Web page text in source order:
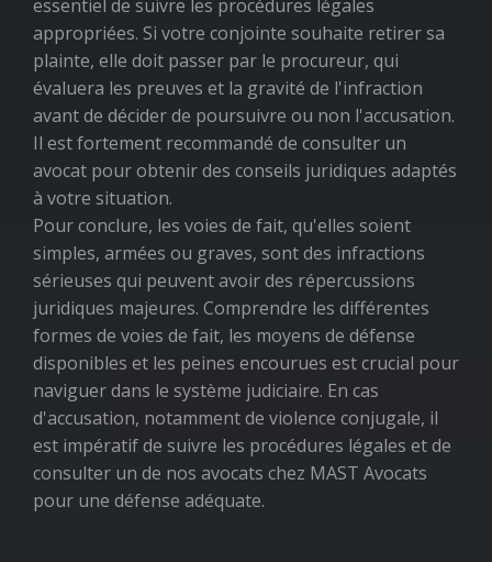
essentiel de suivre les procédures légales
appropriées. Si votre conjointe souhaite retirer sa
plainte, elle doit passer par le procureur, qui
évaluera les preuves et la gravité de l'infraction
avant de décider de poursuivre ou non l'accusation.
Il est fortement recommandé de consulter un
avocat pour obtenir des conseils juridiques adaptés
à votre situation.
Pour conclure, les voies de fait, qu'elles soient
simples, armées ou graves, sont des infractions
sérieuses qui peuvent avoir des répercussions
juridiques majeures. Comprendre les différentes
formes de voies de fait, les moyens de défense
disponibles et les peines encourues est crucial pour
naviguer dans le système judiciaire. En cas
d'accusation, notamment de violence conjugale, il
est impératif de suivre les procédures légales et de
consulter un de nos avocats chez MAST Avocats
pour une défense adéquate.